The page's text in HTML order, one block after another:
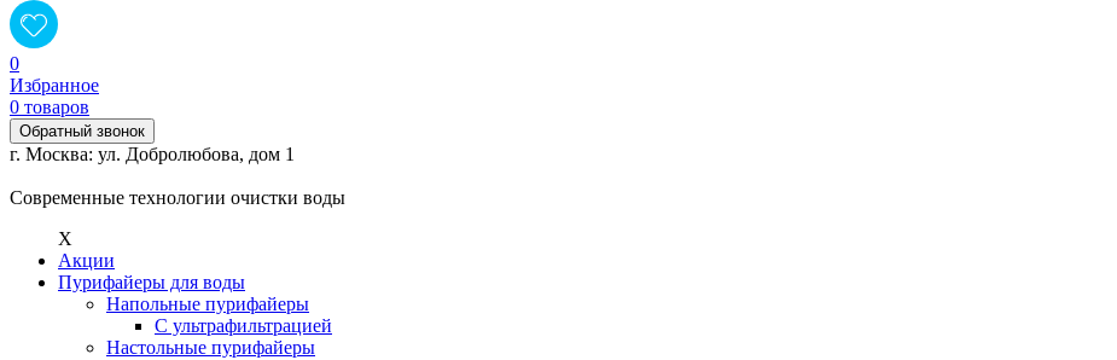
0
Избранное
0 товаров
Обратный звонок
г. Москва: ул. Добролюбова, дом 1
Современные технологии очистки воды
X
Акции
Пурифайеры для воды
Напольные пурифайеры
С ультрафильтрацией
Настольные пурифайеры